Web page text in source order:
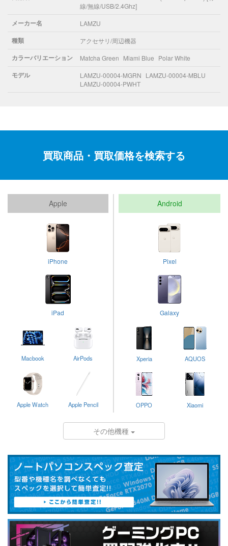
線/無線/USB/2.4Ghz]
メーカー名 LAMZU
種類 アクセサリ/周辺機器
カラーバリエーション Matcha Green Miami Blue Polar White
モデル LAMZU-00004-MGRN LAMZU-00004-MBLU
LAMZU-00004-PWHT
買取商品・買取価格を検索する
Apple
iPhone
iPad
Macbook AirPods
Apple Watch Apple Pencil
Android
Pixel
Galaxy
Xperia AQUOS
OPPO Xiaomi
その他機種